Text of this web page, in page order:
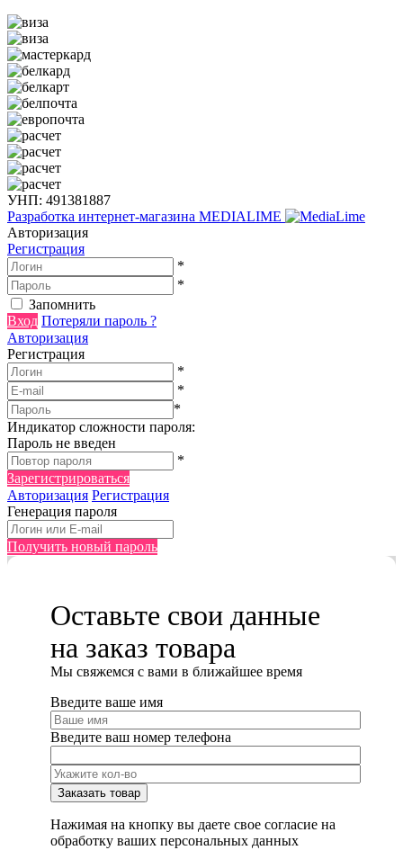
УНП: 491381887
Разработка интернет-магазина MEDIALIME
Авторизация
Регистрация
*
*
Запомнить
Вход Потеряли пароль ?
Авторизация
Регистрация
*
*
*
Индикатор сложности пароля:
Пароль не введен
*
Зарегистрироваться
Авторизация Регистрация
Генерация пароля
Получить новый пароль
Оставьте свои данные
на заказ товара
Мы cвяжемся с вами в ближайшее время
Введите ваше имя
Введите ваш номер телефона
Нажимая на кнопку вы даете свое согласие на
обработку ваших персональных данных